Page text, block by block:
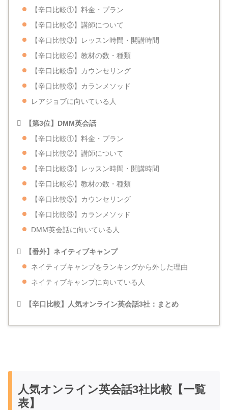
【辛口比較①】料金・プラン
【辛口比較②】講師について
【辛口比較③】レッスン時間・開講時間
【辛口比較④】教材の数・種類
【辛口比較⑤】カウンセリング
【辛口比較⑥】カランメソッド
レアジョブに向いている人
【第3位】 DMM英会話
【辛口比較①】料金・プラン
【辛口比較②】講師について
【辛口比較③】レッスン時間・開講時間
【辛口比較④】教材の数・種類
【辛口比較⑤】カウンセリング
【辛口比較⑥】カランメソッド
DMM英会話に向いている人
【番外】ネイティブキャンプ
ネイティブキャンプをランキングから外した理由
ネイティブキャンプに向いている人
【辛口比較】人気オンライン英会話3社：まとめ
人気オンライン英会話3社比較【一覧
表】